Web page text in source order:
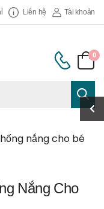
Liên hệ Tài khoản
0
nắng cho bé
Nắng Cho